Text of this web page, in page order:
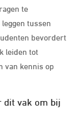
te
tussen
bevordert
leiden tot
van kennis op
dit vak om bij